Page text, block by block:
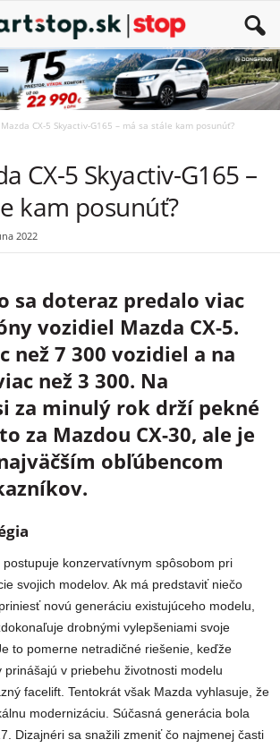
Mazda CX-5 Skyactiv-G165 – má sa stále kam posunúť?
CX-5 Skyactiv-G165 –
kam posunúť?
2022
sa doteraz predalo viac
vozidiel Mazda CX-5.
než 7 300 vozidiel a na
než 3 300. Na
za minulý rok drží pekné
za Mazdou CX-30, ale je
obľúbencom
konzervatívnym spôsobom pri
svojich modelov. Ak má predstaviť niečo
novú generáciu existujúceho modelu,
drobnými vylepšeniami svoje
to pomerne netradičné riešenie, keďže
prinášajú v priebehu životnosti modelu
facelift. Tentokrát však Mazda vyhlasuje, že
modernizáciu. Súčasná generácia bola
Dizajnéri sa snažili zmeniť čo najmenej časti